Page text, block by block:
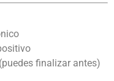
finalizar antes)